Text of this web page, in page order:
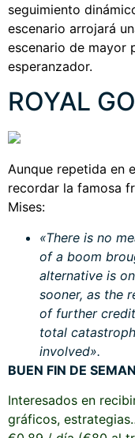
seguimiento
escenario arrojará
escenario de mayor
esperanzador.
ROYAL
Aunque repetida en
recordar la famosa
Mises:
«There is no
of a boom
alternative is
sooner, as the
of further
total
involved».
BUEN FIN DE
Interesados en
gráficos,